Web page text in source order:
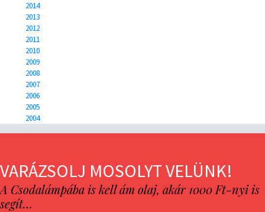
2014
2013
2012
2011
2010
2009
2008
2007
2006
2005
2004
VARÁZSOLJ MOSOLYT VELÜNK!
A Csodalámpába is kell ám olaj, akár 1000 Ft-nyi is
segít…